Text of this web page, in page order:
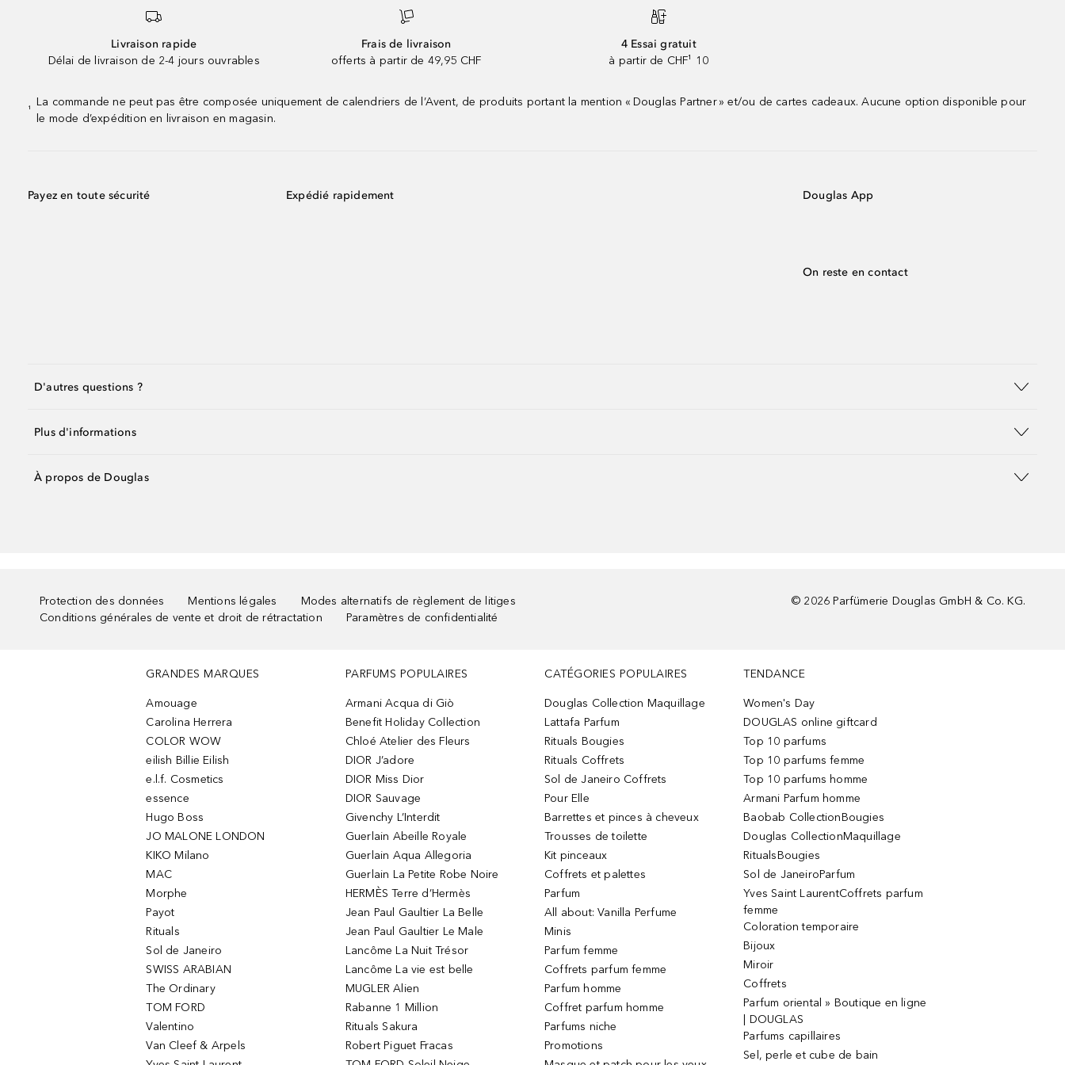
Livraison rapide
Délai de livraison de 2-4 jours ouvrables
Frais de livraison
offerts à partir de 49,95 CHF
4 Essai gratuit
à partir de CHF¹ 10
¹
La commande ne peut pas être composée uniquement de calendriers de l’Avent, de produits portant la mention « Douglas Partner » et/ou de cartes cadeaux. Aucune option disponible pour
le mode d’expédition en livraison en magasin.
Payez en toute sécurité Expédié rapidement Douglas App
On reste en contact
D'autres questions ?
Plus d'informations
À propos de Douglas
Protection des données Mentions légales
Modes alternatifs de règlement de litiges
Conditions générales de vente et droit de rétractation
Paramètres de confidentialité
© 2026 Parfümerie Douglas GmbH & Co. KG.
GRANDES MARQUES
Amouage
Carolina Herrera
COLOR WOW
eilish Billie Eilish
e.l.f. Cosmetics
essence
Hugo Boss
JO MALONE LONDON
KIKO Milano
MAC
Morphe
Payot
Rituals
Sol de Janeiro
SWISS ARABIAN
The Ordinary
TOM FORD
Valentino
Van Cleef & Arpels
PARFUMS POPULAIRES
Armani Acqua di Giò
Benefit Holiday Collection
Chloé Atelier des Fleurs
DIOR J’adore
DIOR Miss Dior
DIOR Sauvage
Givenchy L’Interdit
Guerlain Abeille Royale
Guerlain Aqua Allegoria
Guerlain La Petite Robe Noire
HERMÈS Terre d’Hermès
Jean Paul Gaultier La Belle
Jean Paul Gaultier Le Male
Lancôme La Nuit Trésor
Lancôme La vie est belle
MUGLER Alien
Rabanne 1 Million
Rituals Sakura
Robert Piguet Fracas
CATÉGORIES POPULAIRES
Douglas Collection Maquillage
Lattafa Parfum
Rituals Bougies
Rituals Coffrets
Sol de Janeiro Coffrets
Pour Elle
Barrettes et pinces à cheveux
Trousses de toilette
Kit pinceaux
Coffrets et palettes
Parfum
All about: Vanilla Perfume
Minis
Parfum femme
Coffrets parfum femme
Parfum homme
Coffret parfum homme
Parfums niche
Promotions
TENDANCE
Women's Day
DOUGLAS online giftcard
Top 10 parfums
Top 10 parfums femme
Top 10 parfums homme
Armani Parfum homme
Baobab CollectionBougies
Douglas CollectionMaquillage
RitualsBougies
Sol de JaneiroParfum
Yves Saint LaurentCoffrets parfum
femme
Coloration temporaire
Bijoux
Miroir
Coffrets
Parfum oriental » Boutique en ligne
| DOUGLAS
Parfums capillaires
Sel, perle et cube de bain